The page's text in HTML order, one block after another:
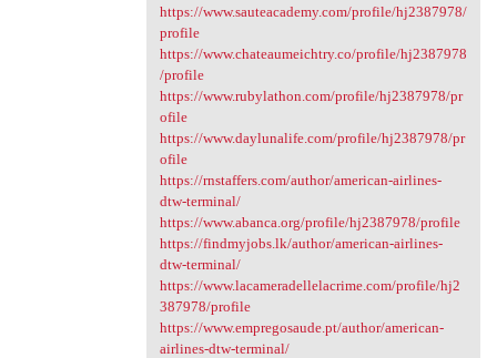
https://www.sauteacademy.com/profile/hj2387978/
profile
https://www.chateaumeichtry.co/profile/hj2387978
/profile
https://www.rubylathon.com/profile/hj2387978/pr
ofile
https://www.daylunalife.com/profile/hj2387978/pr
ofile
https://rnstaffers.com/author/american-airlines-
dtw-terminal/
https://www.abanca.org/profile/hj2387978/profile
https://findmyjobs.lk/author/american-airlines-
dtw-terminal/
https://www.lacameradellelacrime.com/profile/hj2
387978/profile
https://www.empregosaude.pt/author/american-
airlines-dtw-terminal/